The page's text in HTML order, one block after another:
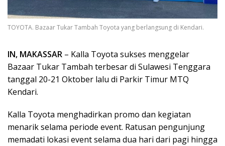
TOYOTA. Bazaar Tukar Tambah Toyota yang berlangsung di Kendari.
IN, MAKASSAR – Kalla Toyota sukses menggelar
Bazaar Tukar Tambah terbesar di Sulawesi Tenggara
tanggal 20-21 Oktober lalu di Parkir Timur MTQ
Kendari.
Kalla Toyota menghadirkan promo dan kegiatan
menarik selama periode event. Ratusan pengunjung
memadati lokasi event selama dua hari dari pagi hingga